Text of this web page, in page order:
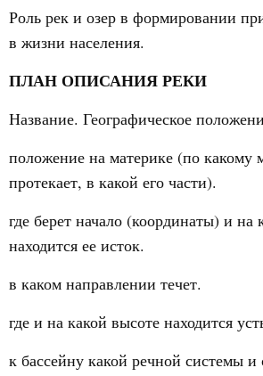
Роль рек и озер в формировании
в жизни населения.
ПЛАН ОПИСАНИЯ РЕКИ
Название. Географическое
положение на материке (по какому
протекает, в какой его части).
где берет начало (координаты) и на
находится ее исток.
в каком направлении течет.
где и на какой высоте находится
к бассейну какой речной системы и